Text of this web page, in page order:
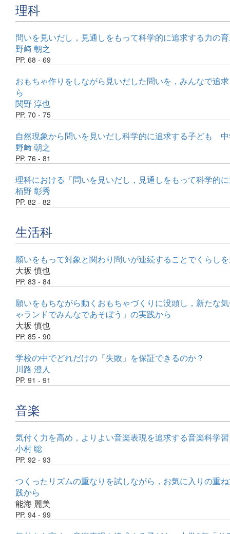
理科
問いを見いだし，見通しをもって科学的に追求する力の
野﨑 朝之
PP. 68 - 69
おもちゃ作りをしながら見いだした問いを，みんなで
ら
関野 淳也
PP. 70 - 75
自然現象から問いを見いだし科学的に追求する子ども
野﨑 朝之
PP. 76 - 81
理科における「問いを見いだし，見通しをもって科学的
栢野 彰秀
PP. 82 - 82
生活科
願いをもって対象と関わり問いが連続することでくらし
大坂 慎也
PP. 83 - 84
願いをもちながら動くおもちゃづくりに没頭し，新た
ゃランドでみんなであそぼう」の実践から
大坂 慎也
PP. 85 - 90
学校の中でどれだけの「失敗」を保証できるのか？
川路 澄人
PP. 91 - 91
音楽
気付く力を高め，よりよい音楽表現を追求する音楽科学習
小村 聡
PP. 92 - 93
つくったリズムの重なりを試しながら，お気に入りの
践から
能海 麗美
PP. 94 - 99